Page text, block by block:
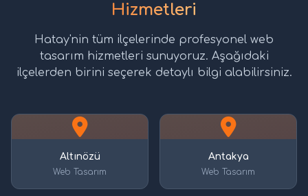
Hizmetleri
Hatay'nin tüm ilçelerinde profesyonel web
tasarım hizmetleri sunuyoruz. Aşağıdaki
ilçelerden birini seçerek detaylı bilgi alabilirsiniz.
Altınözü
Web Tasarım
Antakya
Web Tasarım